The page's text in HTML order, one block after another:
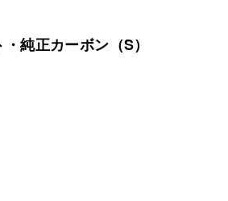
純正カーボン（S）